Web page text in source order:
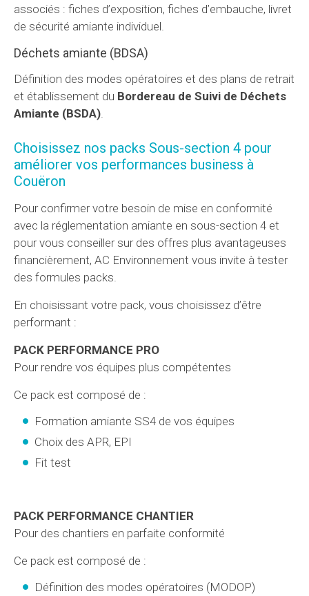
associés : fiches d’exposition, fiches d’embauche, livret
de sécurité amiante individuel.
Déchets amiante (BDSA)
Définition des modes opératoires et des plans de retrait
et établissement du Bordereau de Suivi de Déchets
Amiante (BSDA).
Choisissez nos packs Sous-section 4 pour
améliorer vos performances business à
Couëron
Pour confirmer votre besoin de mise en conformité
avec la réglementation amiante en sous-section 4 et
pour vous conseiller sur des offres plus avantageuses
financièrement, AC Environnement vous invite à tester
des formules packs.
En choisissant votre pack, vous choisissez d’être
performant :
PACK PERFORMANCE PRO
Pour rendre vos équipes plus compétentes
Ce pack est composé de :
Formation amiante SS4 de vos équipes
Choix des APR, EPI
Fit test
PACK PERFORMANCE CHANTIER
Pour des chantiers en parfaite conformité
Ce pack est composé de :
Définition des modes opératoires (MODOP)